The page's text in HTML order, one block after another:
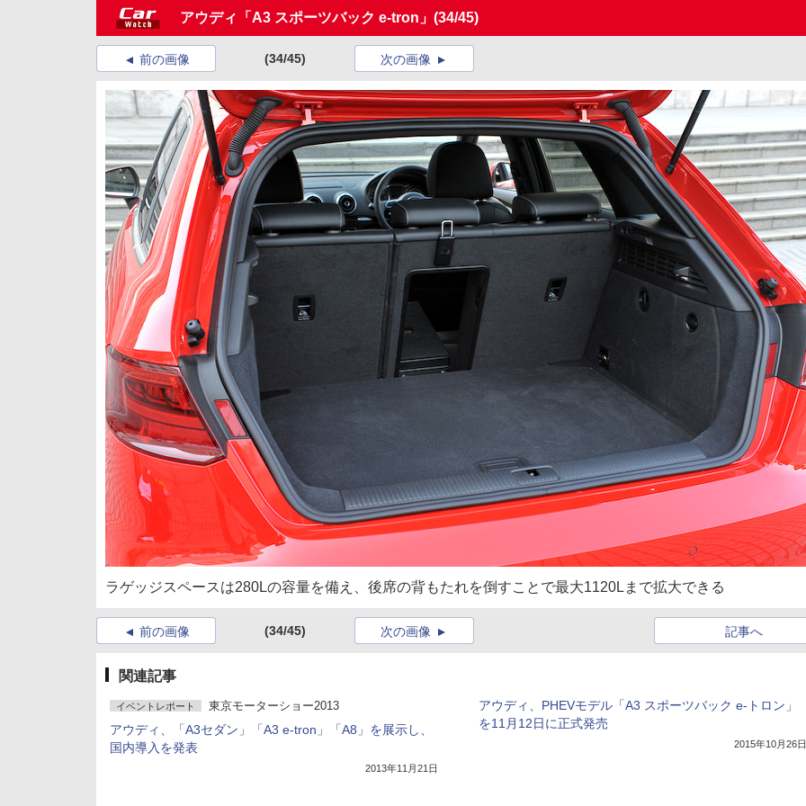
アウディ「A3 スポーツバック e-tron」 (34/45)
前の画像 (34/45) 次の画像
ラゲッジスペースは280Lの容量を備え、後席の背もたれを倒すことで最大1120Lまで拡大できる
前の画像 (34/45) 記事へ
次の画像
関連記事
イベントレポート 東京モーターショー2013
アウディ、「A3セダン」「A3 e-tron」「A8」を展示し、
国内導入を発表
2013年11月21日
アウディ、PHEVモデル「A3 スポーツバック e-トロン」
を11月12日に正式発売
2015年10月26日